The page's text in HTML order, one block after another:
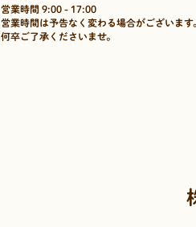
営業時間 9:00 - 17:00
営業時間は予告なく変わる場合がございます
何卒ご了承くださいませ。